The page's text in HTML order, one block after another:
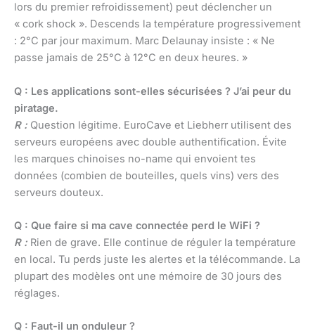
lors du premier refroidissement) peut déclencher un
« cork shock ». Descends la température progressivement
: 2°C par jour maximum. Marc Delaunay insiste : « Ne
passe jamais de 25°C à 12°C en deux heures. »
Q : Les applications sont-elles sécurisées ? J’ai peur du
piratage.
R : Question légitime. EuroCave et Liebherr utilisent des
serveurs européens avec double authentification. Évite
les marques chinoises no-name qui envoient tes
données (combien de bouteilles, quels vins) vers des
serveurs douteux.
Q : Que faire si ma cave connectée perd le WiFi ?
R : Rien de grave. Elle continue de réguler la température
en local. Tu perds juste les alertes et la télécommande. La
plupart des modèles ont une mémoire de 30 jours des
réglages.
Q : Faut-il un onduleur ?